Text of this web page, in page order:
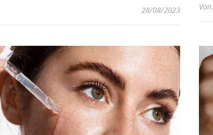
28/08/2023 Von